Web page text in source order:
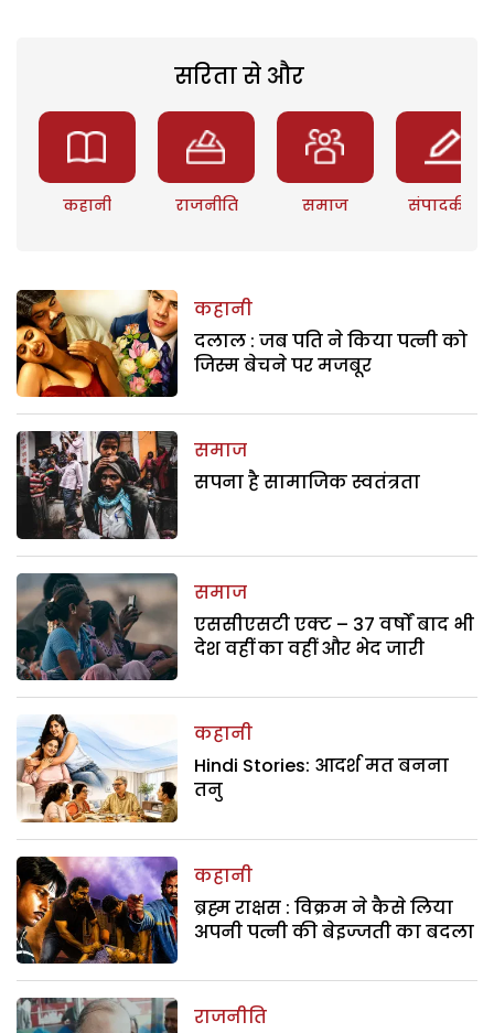
सरिता से और
कहानी राजनीति समाज संपादकीय
कहानी
दलाल : जब पति ने किया पत्नी को
जिस्म बेचने पर मजबूर
समाज
सपना है सामाजिक स्वतंत्रता
समाज
एससीएसटी एक्ट – 37 वर्षों बाद भी
देश वहीं का वहीं और भेद जारी
कहानी
Hindi Stories: आदर्श मत बनना
तनु
कहानी
ब्रह्म राक्षस : विक्रम ने कैसे लिया
अपनी पत्नी की बेइज्जती का बदला
राजनीति